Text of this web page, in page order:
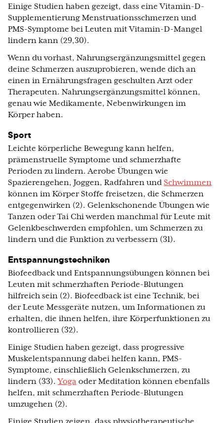
Einige Studien haben gezeigt, dass eine Vitamin-D-
Supplementierung Menstruationsschmerzen und
PMS-Symptome bei Leuten mit Vitamin-D-Mangel
lindern kann (29,30).
Wenn du vorhast, Nahrungsergänzungsmittel gegen
deine Schmerzen auszuprobieren, wende dich an
einen in Ernährungsfragen geschulten Arzt oder
Therapeuten. Nahrungsergänzungsmittel können,
genau wie Medikamente, Nebenwirkungen im
Körper haben.
Sport
Leichte körperliche Bewegung kann helfen,
prämenstruelle Symptome und schmerzhafte
Perioden zu lindern. Aerobe Übungen wie
Spazierengehen, Joggen, Radfahren und Schwimmen
können im Körper Stoffe freisetzen, die Schmerzen
entgegenwirken (2). Gelenkschonende Übungen wie
Tanzen oder Tai Chi werden manchmal für Leute mit
Gelenkbeschwerden empfohlen, um Schmerzen zu
lindern und die Funktion zu verbessern (31).
Entspannungstechniken
Biofeedback und Entspannungsübungen können bei
Leuten mit schmerzhaften Periode-Blutungen
hilfreich sein (2). Biofeedback ist eine Technik, bei
der Leute Messgeräte nutzen, um Informationen zu
erhalten, die ihnen helfen, ihre Körperfunktionen zu
kontrollieren (32).
Einige Studien haben gezeigt, dass progressive
Muskelentspannung dabei helfen kann, PMS-
Symptome, einschließlich Gelenkschmerzen, zu
lindern (33).Yoga oder Meditation können ebenfalls
helfen, mit schmerzhaften Periode-Blutungen
umzugehen (2).